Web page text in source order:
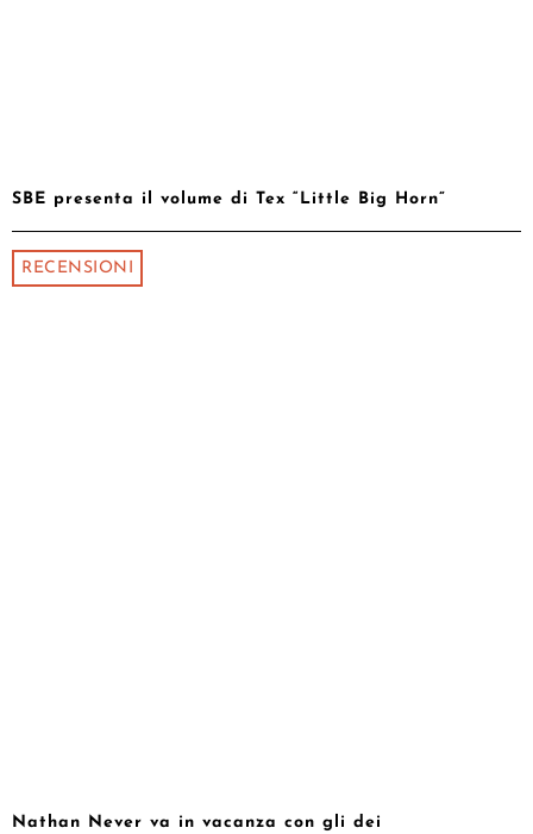
SBE presenta il volume di Tex “Little Big Horn”
RECENSIONI
Nathan Never va in vacanza con gli dei